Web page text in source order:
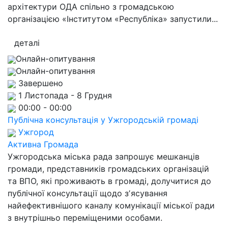
архітектури ОДА спільно з громадською
організацією «Інститутом «Республіка» запустили...
деталі
Онлайн-опитування
Онлайн-опитування
Завершено
1 Листопада - 8 Грудня
00:00 - 00:00
Публічна консультація у Ужгородській громаді
Ужгород
Активна Громада
Ужгородська міська рада запрошує мешканців
громади, представників громадських організацій
та ВПО, які проживають в громаді, долучитися до
публічної консультації щодо зʼясування
найефективнішого каналу комунікації міської ради
з внутрішньо переміщеними особами.